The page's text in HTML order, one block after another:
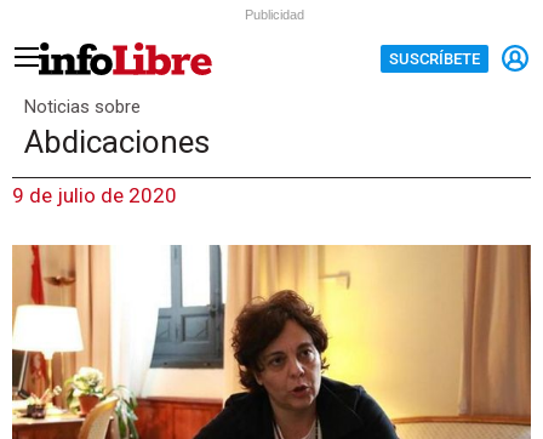
Publicidad
SUSCRÍBETE
Noticias sobre
Abdicaciones
9 de julio de 2020